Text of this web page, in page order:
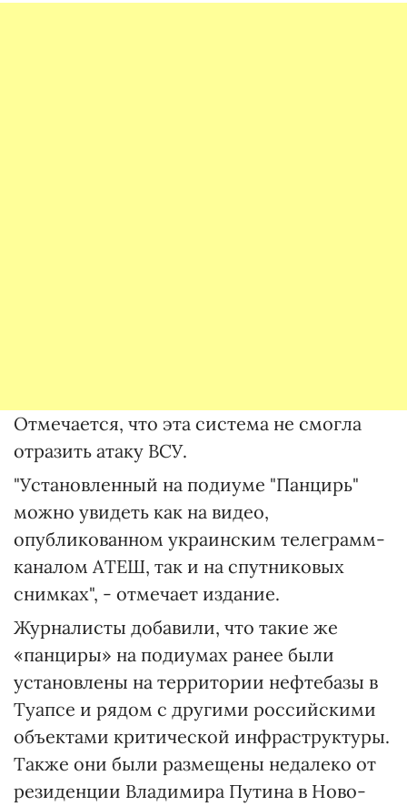
Отмечается, что эта система не смогла
отразить атаку ВСУ.
"Установленный на подиуме "Панцирь"
можно увидеть как на видео,
опубликованном украинским телеграмм-
каналом АТЕШ, так и на спутниковых
снимках", - отмечает издание.
Журналисты добавили, что такие же
«панциры» на подиумах ранее были
установлены на территории нефтебазы в
Туапсе и рядом с другими российскими
объектами критической инфраструктуры.
Также они были размещены недалеко от
резиденции Владимира Путина в Ново-